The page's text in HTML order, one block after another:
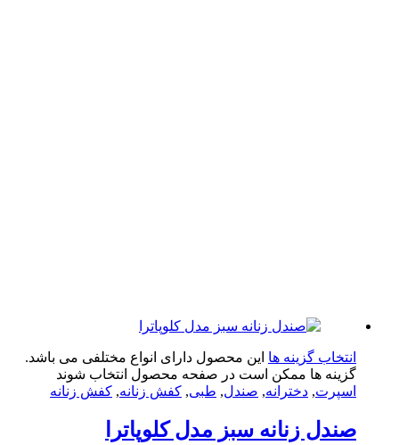
گزینه ها این محصول دارای انواع مختلفی می باشد.
ها ممکن است در صفحه محصول انتخاب شوند
دخترانه, صندل ,طبی,کفش زنانه,کفش زنانه
زنانه سبز مدل کلوپاترا